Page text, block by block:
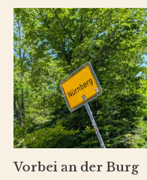
Vorbei an der Burg